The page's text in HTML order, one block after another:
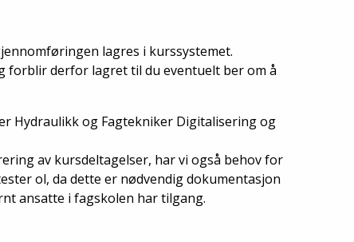
lagres i kurssystemet.
forblir derfor lagret til du eventuelt ber om å
Hydraulikk og Fagtekniker Digitalisering og
av kursdeltagelser, har vi også behov for
ol, da dette er nødvendig dokumentasjon
ansatte i fagskolen har tilgang.